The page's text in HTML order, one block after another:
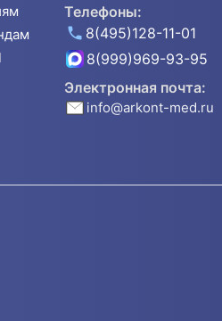
Телефоны:
8(495)128-11-01
8(999)969-93-95
Электронная почта:
info@arkont-med.ru